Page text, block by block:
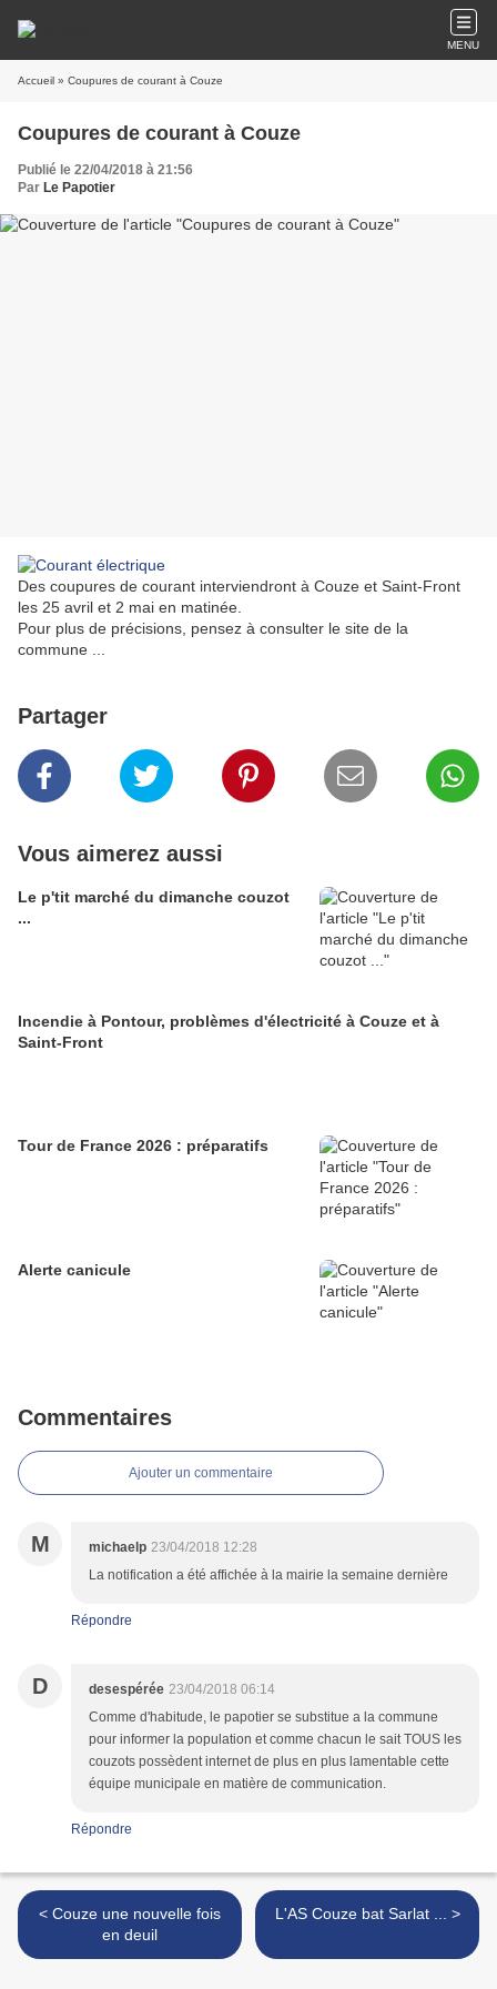
MENU
Accueil » Coupures de courant à Couze
Coupures de courant à Couze
Publié le 22/04/2018 à 21:56
Par Le Papotier
Des coupures de courant interviendront à Couze et Saint-Front
les 25 avril et 2 mai en matinée.
Pour plus de précisions, pensez à consulter le site de la
commune ...
Partager
Vous aimerez aussi
Le p'tit marché du dimanche couzot
...
Incendie à Pontour, problèmes d'électricité à Couze et à
Saint-Front
Tour de France 2026 : préparatifs
Alerte canicule
Commentaires
Ajouter un commentaire
M michaelp 23/04/2018 12:28
La notification a été affichée à la mairie la semaine dernière
Répondre
D desespérée 23/04/2018 06:14
Comme d'habitude, le papotier se substitue a la commune
pour informer la population et comme chacun le sait TOUS les
couzots possèdent internet de plus en plus lamentable cette
équipe municipale en matière de communication.
Répondre
< Couze une nouvelle fois
en deuil
L'AS Couze bat Sarlat ... >